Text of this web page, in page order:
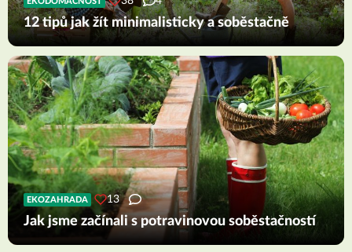
12 tipů jak žít minimalisticky a soběstačně
EKOZAHRADA 13
Jak jsme začínali s potravinovou soběstačností